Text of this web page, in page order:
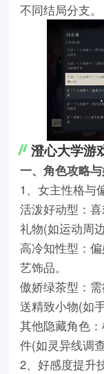
不同结局分支。
澄心大学游
一、角色攻略
1、女主性格与
活泼好动型：
礼物(如运动周
高冷知性型：
艺饰品。
傲娇绿茶型：
送精致小物(如
其他隐藏角色
件(如灵异线调
2、好感度提升